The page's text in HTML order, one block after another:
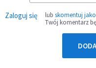
Zaloguj się lub skomentuj
Twój komentarz